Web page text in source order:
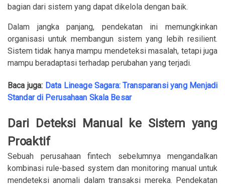
bagian dari sistem yang dapat dikelola dengan baik.
Dalam jangka panjang, pendekatan ini memungkinkan
organisasi untuk membangun sistem yang lebih resilient.
Sistem tidak hanya mampu mendeteksi masalah, tetapi juga
mampu beradaptasi terhadap perubahan yang terjadi.
Baca juga: Data Lineage Sagara: Transparansi yang Menjadi
Standar di Perusahaan Skala Besar
Dari Deteksi Manual ke Sistem yang
Proaktif
Sebuah perusahaan fintech sebelumnya mengandalkan
kombinasi rule-based system dan monitoring manual untuk
mendeteksi anomali dalam transaksi mereka. Pendekatan